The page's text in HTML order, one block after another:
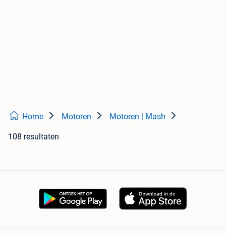
Home Motoren Motoren | Mash
108 resultaten